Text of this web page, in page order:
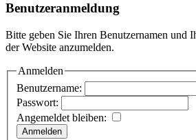
Benutzeranmeldung
Bitte geben Sie Ihren Benutzernamen und
der Website anzumelden.
Anmelden
Benutzername:
Passwort:
Angemeldet bleiben: